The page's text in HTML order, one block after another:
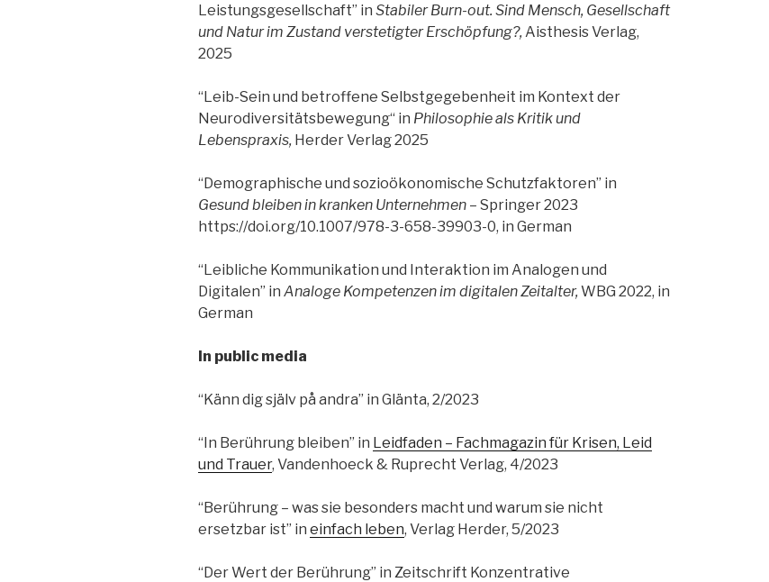
Leistungsgesellschaft” in Stabiler Burn-out. Sind Mensch, Gesellschaft
und Natur im Zustand verstetigter Erschöpfung?, Aisthesis Verlag,
2025
“Leib-Sein und betroffene Selbstgegebenheit im Kontext der
Neurodiversitätsbewegung“ in Philosophie als Kritik und
Lebenspraxis, Herder Verlag 2025
“Demographische und sozioökonomische Schutzfaktoren” in
Gesund bleiben in kranken Unternehmen – Springer 2023
https://doi.org/10.1007/978-3-658-39903-0, in German
“Leibliche Kommunikation und Interaktion im Analogen und
Digitalen” in Analoge Kompetenzen im digitalen Zeitalter, WBG 2022, in
German
In public media
“Känn dig själv på andra” in Glänta, 2/2023
“In Berührung bleiben” in Leidfaden – Fachmagazin für Krisen, Leid
und Trauer, Vandenhoeck & Ruprecht Verlag, 4/2023
“Berührung – was sie besonders macht und warum sie nicht
ersetzbar ist” in einfach leben, Verlag Herder, 5/2023
“Der Wert der Berührung” in Zeitschrift Konzentrative